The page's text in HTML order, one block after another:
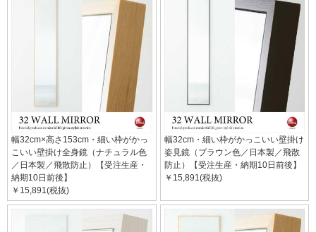
幅32cm×高さ153cm・細い枠がかっ
こいい壁掛け全身鏡（ナチュラル色
／日本製／飛散防止）【受注生産・
納期10日前後】
￥15,891(税抜)
幅32cm・細い枠がかっこいい壁掛け
姿見鏡（ブラウン色／日本製／飛散
防止）【受注生産・納期10日前後】
￥15,891(税抜)